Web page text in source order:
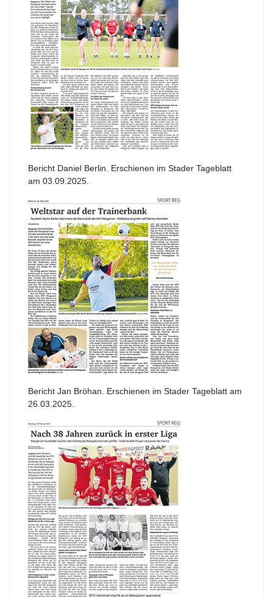
Bericht Daniel Berlin. Erschienen im Stader Tageblatt
am 03.09.2025.
Bericht Jan Bröhan. Erschienen im Stader Tageblatt am
26.03.2025.